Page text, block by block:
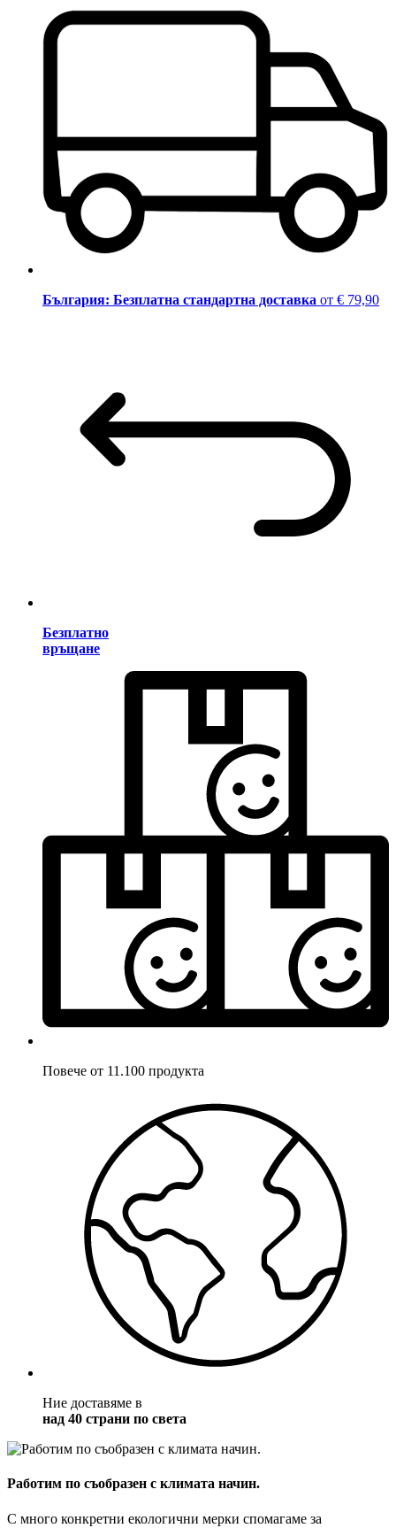
България: Безплатна стандартна доставка от € 79,90
Безплатно
връщане
Повече от 11.100 продукта
Ние доставяме в
над 40 страни по света
Работим по съобразен с климата начин.
С много конкретни екологични мерки спомагаме за